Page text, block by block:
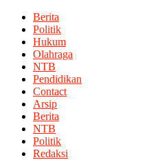
Berita
Politik
Hukum
Olahraga
NTB
Pendidikan
Contact
Arsip
Berita
NTB
Politik
Redaksi